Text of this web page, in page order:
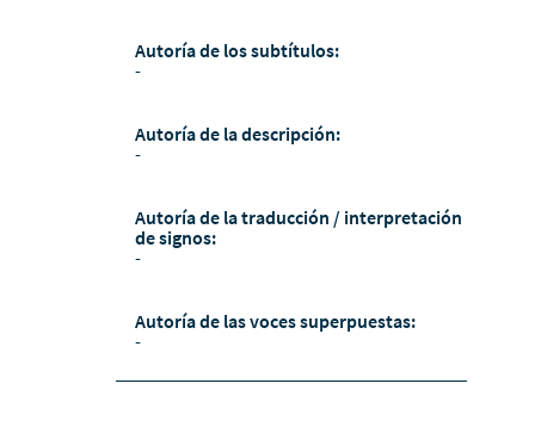
Autoría de los subtítulos:
-
Autoría de la descripción:
-
Autoría de la traducción / interpretación
de signos:
-
Autoría de las voces superpuestas:
-